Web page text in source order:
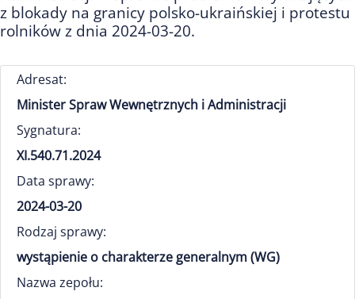
z blokady na granicy polsko-ukraińskiej i protestu
rolników z dnia 2024-03-20.
Adresat:
Minister Spraw Wewnętrznych i Administracji
Sygnatura:
XI.540.71.2024
Data sprawy:
2024-03-20
Rodzaj sprawy:
wystąpienie o charakterze generalnym (WG)
Nazwa zepołu: